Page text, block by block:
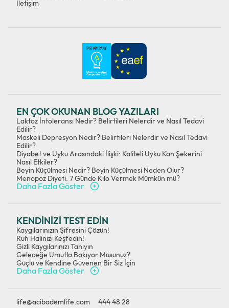
İletişim
EN ÇOK OKUNAN BLOG YAZILARI
Laktoz İntoleransı Nedir? Belirtileri Nelerdir ve Nasıl Tedavi
Edilir?
Maskeli Depresyon Nedir? Belirtileri Nelerdir ve Nasıl Tedavi
Edilir?
Diyabet ve Uyku Arasındaki İlişki: Kaliteli Uyku Kan Şekerini
Nasıl Etkiler?
Beyin Küçülmesi Nedir? Beyin Küçülmesi Neden Olur?
Menopoz Diyeti: 7 Günde Kilo Vermek Mümkün mü?
Daha Fazla Göster
KENDİNİZİ TEST EDİN
Kaygılarınızın Şifresini Çözün!
Ruh Halinizi Keşfedin!
Gizli Kaygılarınızı Tanıyın
Geleceğe Umutla Bakıyor Musunuz?
Güçlü ve Kendine Güvenen Bir Siz İçin
Daha Fazla Göster
life@acibademlife.com 444 48 28